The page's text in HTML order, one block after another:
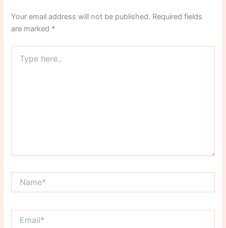
Your email address will not be published. Required fields
are marked *
here..